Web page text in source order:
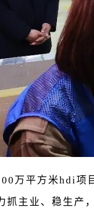
万平方米hdi项
抓主业、稳生产